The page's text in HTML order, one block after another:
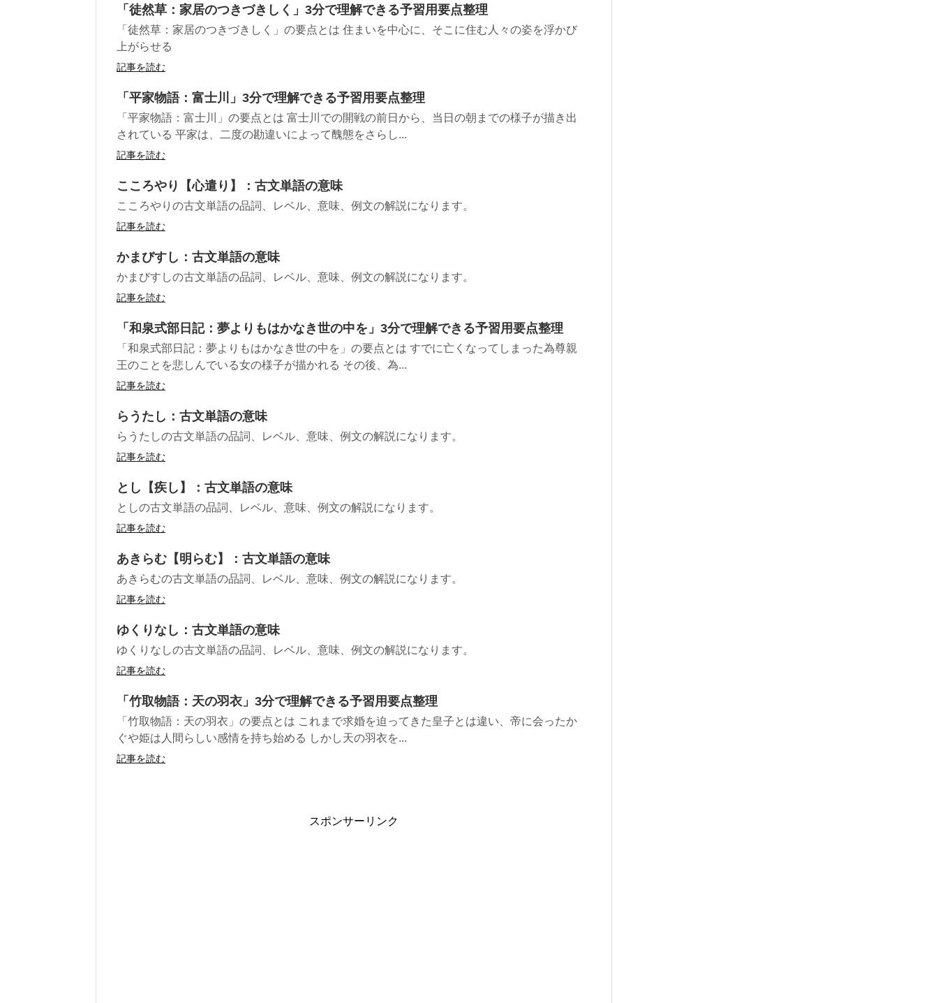
「徒然草：家居のつきづきしく」3分で理解できる予習用要点整理
「徒然草：家居のつきづきしく」の要点とは 住まいを中心に、そこに住む人々の姿を浮かび
上がらせる
記事を読む
「平家物語：富士川」3分で理解できる予習用要点整理
「平家物語：富士川」の要点とは 富士川での開戦の前日から、当日の朝までの様子が描き出
されている 平家は、二度の勘違いによって醜態をさらし...
記事を読む
こころやり【心遣り】：古文単語の意味
こころやりの古文単語の品詞、レベル、意味、例文の解説になります。
記事を読む
かまびすし：古文単語の意味
かまびすしの古文単語の品詞、レベル、意味、例文の解説になります。
記事を読む
「和泉式部日記：夢よりもはかなき世の中を」3分で理解できる予習用要点整理
「和泉式部日記：夢よりもはかなき世の中を」の要点とは すでに亡くなってしまった為尊親
王のことを悲しんでいる女の様子が描かれる その後、為...
記事を読む
らうたし：古文単語の意味
らうたしの古文単語の品詞、レベル、意味、例文の解説になります。
記事を読む
とし【疾し】：古文単語の意味
としの古文単語の品詞、レベル、意味、例文の解説になります。
記事を読む
あきらむ【明らむ】：古文単語の意味
あきらむの古文単語の品詞、レベル、意味、例文の解説になります。
記事を読む
ゆくりなし：古文単語の意味
ゆくりなしの古文単語の品詞、レベル、意味、例文の解説になります。
記事を読む
「竹取物語：天の羽衣」3分で理解できる予習用要点整理
「竹取物語：天の羽衣」の要点とは これまで求婚を迫ってきた皇子とは違い、帝に会ったか
ぐや姫は人間らしい感情を持ち始める しかし天の羽衣を...
記事を読む
スポンサーリンク